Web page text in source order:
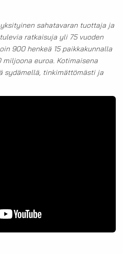
sahatavaran tuottaja ja
ratkaisuja yli 75 vuoden
900 henkeä 15 paikkakunnalla
euroa. Kotimaisena
sydämellä, tinkimättömästi ja